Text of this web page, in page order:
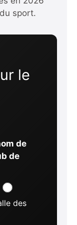
sport.
le
de
de
des